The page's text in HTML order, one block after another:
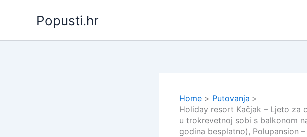
Popusti.hr
Home
Putovanja
Holiday resort Kačjak – Ljeto za
u trokrevetnoj sobi s balkonom
godina besplatno), Polupansion